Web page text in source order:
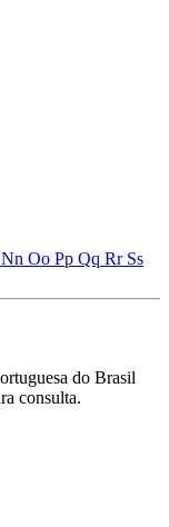
Nn Oo Pp Qq Rr Ss
do Brasil
consulta.